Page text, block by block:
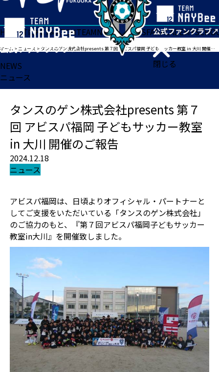
閉じる
HOMETICKETMATCHTEAMNEWSGOODSFANACADEMY
ホーム >ニュース > タンスのゲン株式会社presents 第７回 アビスパ福岡 子どもサッカー教室 in 大川 開催のご報告
NEWS
ニュース
タンスのゲン株式会社presents 第７
回 アビスパ福岡 子どもサッカー教室
in 大川 開催のご報告
2024.12.18
ニュース
アビスパ福岡は、日頃よりオフィシャル・パートナーと
してご支援をいただいている「タンスのゲン株式会社」
のご協力のもと、『第７回アビスパ福岡子どもサッカー
教室in大川』を開催致しました。